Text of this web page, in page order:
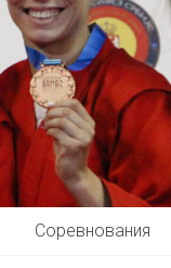
Соревнования